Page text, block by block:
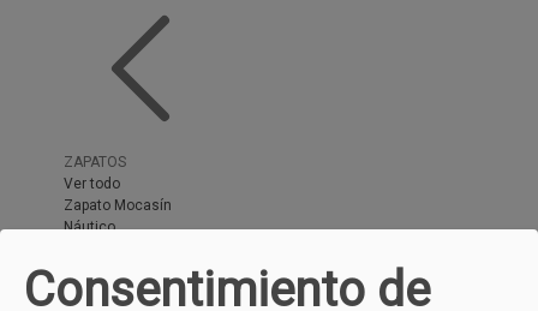
ZAPATOS
Ver todo
Zapato Mocasín
Náutico
Zapatos con Gore-Tex
Consentimiento de